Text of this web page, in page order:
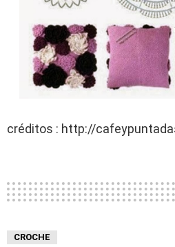
créditos : http://
CROCHE